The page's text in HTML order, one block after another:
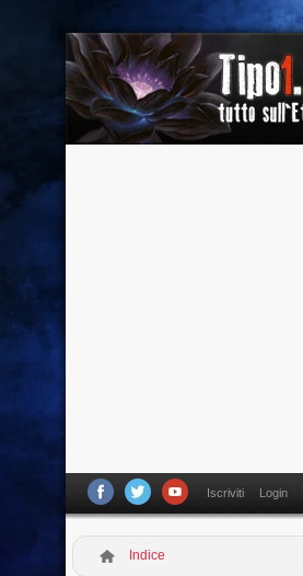
Iscriviti Login
Indice